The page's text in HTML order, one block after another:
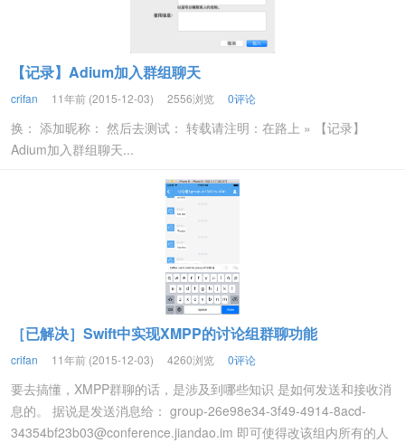
【记录】Adium加入群组聊天
crifan 11年前 (2015-12-03) 2556浏览 0评论
换： 添加昵称： 然后去测试： 转载请注明：在路上 » 【记录】
Adium加入群组聊天...
［已解决］Swift中实现XMPP的讨论组群聊功能
crifan 11年前 (2015-12-03) 4260浏览 0评论
要去搞懂，XMPP群聊的话，是涉及到哪些知识 是如何发送和接收消
息的。 据说是发送消息给： group-26e98e34-3f49-4914-8acd-
34354bf23b03@conference.jiandao.im 即可使得改该组内所有的人